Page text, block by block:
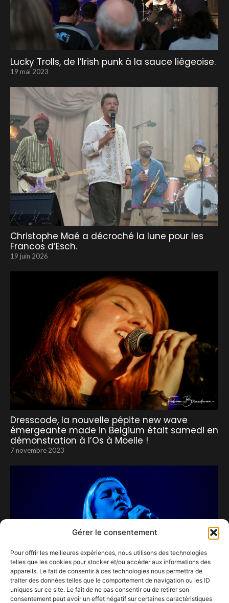
Gérer le consentement
Pour offrir les meilleures expériences, nous utilisons des technologies
telles que les cookies pour stocker et/ou accéder aux informations des
appareils. Le fait de consentir à ces technologies nous permettra de
traiter des données telles que le comportement de navigation ou les ID
uniques sur ce site. Le fait de ne pas consentir ou de retirer son
consentement peut avoir un effet négatif sur certaines caractéristiques
Lucky Trolls, de l’Irish punk à la sauce liégeoise.
19 mai 2023
Christophe Maé a décroché la lune pour les
Francos d’Esch.
19 juin 2026
Dresscode, la nouvelle pépite new wave
émergeante made in Belgium était samedi en
démonstration à l’Os à Moelle !
7 novembre 2023